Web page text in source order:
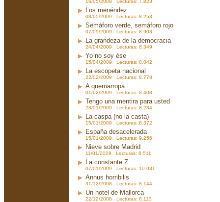
16/05/2009 Lecturas: 7.823
Los menéndez
08/05/2009 Lecturas: 8.253
Semáforo verde, semáforo rojo
07/05/2009 Lecturas: 8.903
La grandeza de la democracia
24/04/2009 Lecturas: 8.349
Yo no soy ése
15/04/2009 Lecturas: 8.042
La escopeta nacional
22/02/2009 Lecturas: 8.778
A quemarropa
01/02/2009 Lecturas: 8.408
Tengo una mentira para usted
28/01/2009 Lecturas: 8.284
La caspa (no la casta)
15/01/2009 Lecturas: 8.372
España desacelerada
15/01/2009 Lecturas: 9.256
Nieve sobre Madrid
11/01/2009 Lecturas: 8.511
La constante Z
07/01/2009 Lecturas: 10.031
Annus horribilis
31/12/2008 Lecturas: 8.144
Un hotel de Mallorca
22/12/2008 Lecturas: 8.113